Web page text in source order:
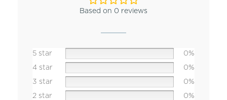
Based on 0 reviews
5 star
0%
4 star
0%
3 star
0%
2 star
0%